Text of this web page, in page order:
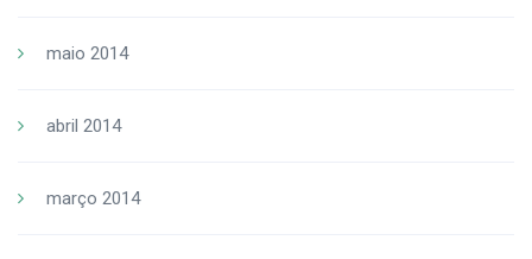
maio 2014
abril 2014
março 2014